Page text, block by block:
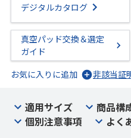
デジタルカタログ
真空パッド交換＆選定
ガイド
お気に入りに追加
非該当証
適用サイズ 商品構
個別注意事項
よく